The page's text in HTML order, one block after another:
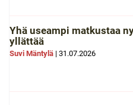
Yhä useampi matkustaa
yllättää
Suvi Mäntylä | 31.07.2026